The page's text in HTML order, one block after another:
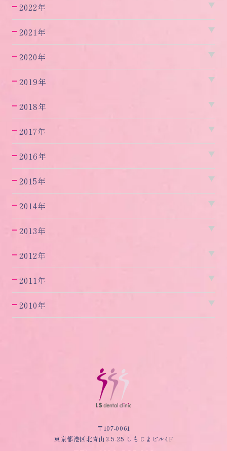
2022年
2021年
2020年
2019年
2018年
2017年
2016年
2015年
2014年
2013年
2012年
2011年
2010年
〒107-0061
東京都港区北青山3-5-25 しもじまビル4F